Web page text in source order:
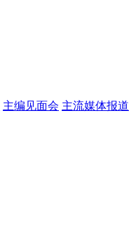
主编见面会 主流媒体报道